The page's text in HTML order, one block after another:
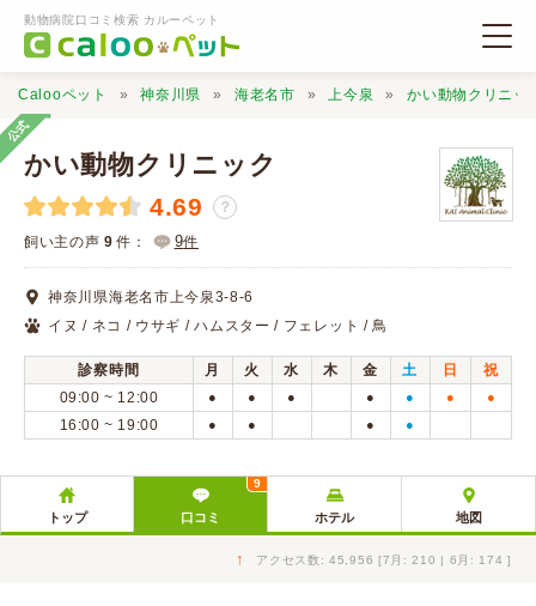
動物病院口コミ検索 カルーペット
動物病院検索
口コミ検索
Calooペットとは？
Calooペット 神奈川県 海老名市 上今泉 かい動物クリニッ
公式
かい動物クリニック
4.69 ？
飼い主の声 9 件： 9件
神奈川県海老名市上今泉3-8-6
イヌ / ネコ / ウサギ / ハムスター / フェレット / 鳥
診察時間 月 火 水 木 金 土 日
祝
09:00 ~ 12:00
● ● ● ● ● ● ●
16:00 ~ 19:00 ● ● ● ●
トップ 口コミ
9
ホテル 地図
↑ アクセス数: 45,956 [7月: 210 | 6月: 174 ]